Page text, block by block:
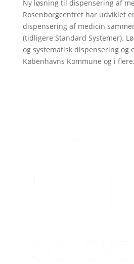
Ny løsning til dispensering af
Rosenborgcentret har udviklet
dispensering af medicin
(tidligere Standard Systemer).
og systematisk dispensering og
Københavns Kommune og i